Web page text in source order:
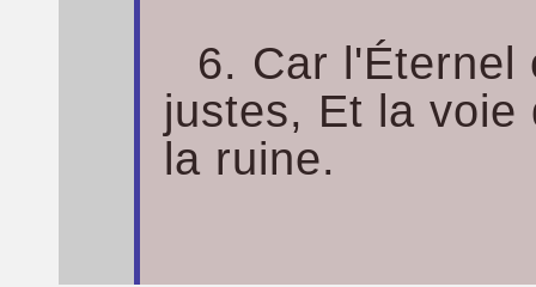
6. Car l'Éternel
justes, Et la voie
la ruine.